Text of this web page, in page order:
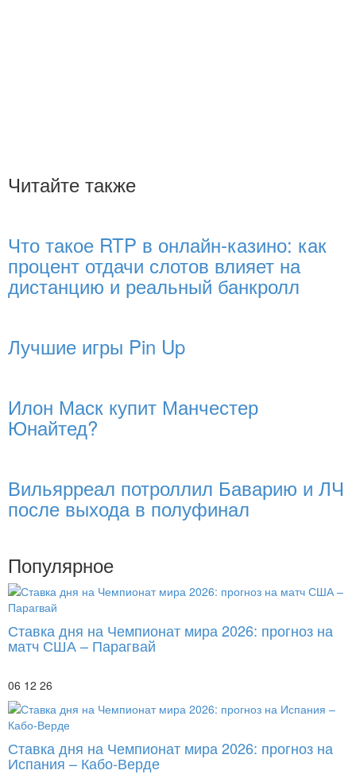
Читайте также
Что такое RTP в онлайн-казино: как
процент отдачи слотов влияет на
дистанцию и реальный банкролл
Лучшие игры Pin Up
Илон Маск купит Манчестер
Юнайтед?
Вильярреал потроллил Баварию и ЛЧ
после выхода в полуфинал
Популярное
Ставка дня на Чемпионат мира 2026: прогноз на
матч США – Парагвай
06 12 26
Ставка дня на Чемпионат мира 2026: прогноз на
Испания – Кабо-Верде